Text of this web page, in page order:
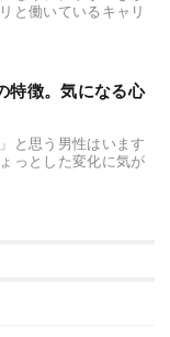
と働いているキャリ
特徴。気になる心
と思う男性はいます
っとした変化に気が